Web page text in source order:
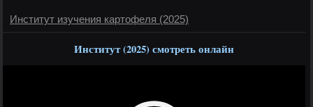
Институт изучения картофеля (2025)
Институт (2025) смотреть онлайн